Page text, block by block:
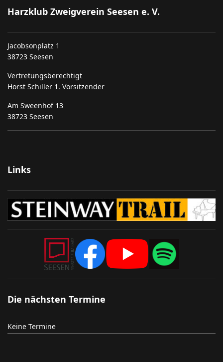
Harzklub Zweigverein Seesen e. V.
Jacobsonplatz 1
38723 Seesen
Vertretungsberechtigt
Horst Schiller 1. Vorsitzender
Am Sweenhof 13
38723 Seesen
Links
Die nächsten Termine
Keine Termine